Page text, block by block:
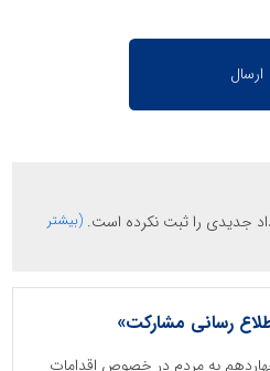
جدیدی را ثبت نکرده است. (بیشتر
رسانی مشارکت»
به مردم در خصوص اقدامات